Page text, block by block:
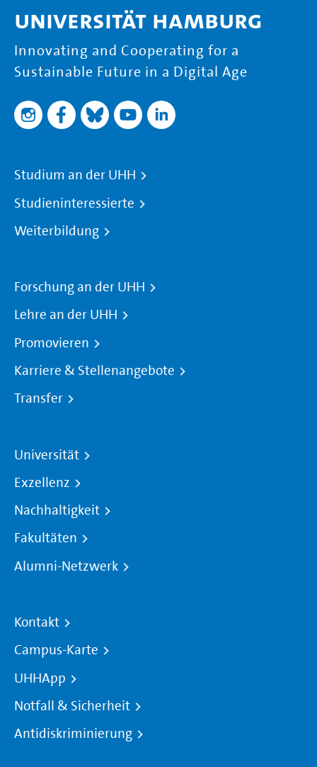
Universität Hamburg
Innovating and Cooperating for a
Sustainable Future in a Digital Age
Studium an der UHH
Studieninteressierte
Weiterbildung
Forschung an der UHH
Lehre an der UHH
Promovieren
Karriere & Stellenangebote
Transfer
Universität
Exzellenz
Nachhaltigkeit
Fakultäten
Alumni-Netzwerk
Kontakt
Campus-Karte
UHHApp
Notfall & Sicherheit
Antidiskriminierung